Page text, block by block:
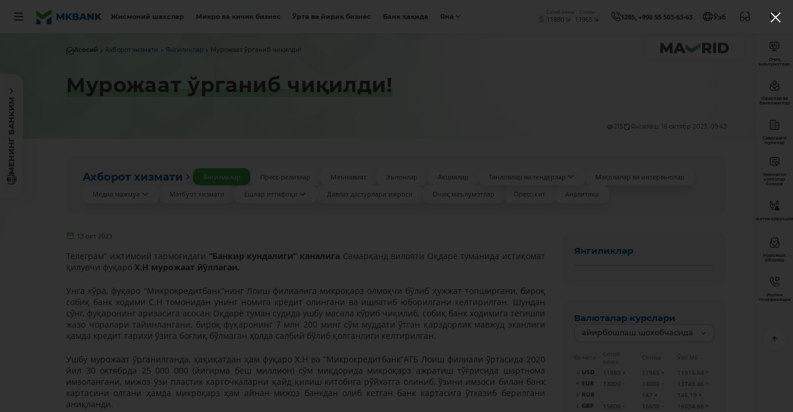
Жисмоний шахслар Микро ва кичик бизнес Ўрта ва йирик бизнес Банк ҳақида Яна
Сотиб олиш
11880
Сотиш
11965 1285, +998 55 503-63-63 Ўзб
МЕНИНГ БАНКИМ
Асосий Ахборот хизмати Янгиликлар Мурожаат ўрганиб чиқилди!
Мурожаат ўрганиб чиқилди!
215 Янгилаш: 16 октябр 2023, 09:43
Ахборот хизмати Янгиликлар Пресс-релизлар Маънавият Эълонлар Акциялар Танловлар ва тендерлар
Мақолалар ва интервьюлар
Медиа мажмуа
Матбуот хизмати Ёшлар иттифоқи Давлат дастурлари ижроси Очиқ маълумотлар Пресс-кит Аналитика
13 окт 2023
Телеграм” ижтимоий тармоғидаги “Банкир кундалиги” каналига Самарқанд вилояти Оқдарё туманида истиқомат
қилувчи фуқаро Х.Н мурожаат йўллаган.
Унга кўра, фуқаро “Микрокредитбанк”нинг Лоиш филиалига микроқарз олмоқчи бўлиб ҳужжат топширгани, бироқ
собиқ банк ходими С.Н томонидан унинг номига кредит олингани ва ишлатиб юборилгани келтирилган. Шундан
сўнг, фуқаронинг аризасига асосан Оқдарё туман судида ушбу масала кўриб чиқилиб, собиқ банк ходимига тегишли
жазо чоралари тайинлангани, бироқ фуқаронинг 7 млн 200 минг сўм муддати ўтган қарздорлик мавжуд эканлиги
ҳамда кредит тарихи ўзига боғлиқ бўлмаган ҳолда салбий бўлиб қолганлиги келтирилган.
Ушбу мурожаат ўрганилганда, ҳақиқатдан ҳам фуқаро Х.Н ва “Микрокредитбанк”АТБ Лоиш филиали ўртасида 2020
йил 30 октябрда 25 000 000 (йигирма беш миллион) сўм миқдорида микроқарз ажратиш тўғрисида шартнома
имзолангани, мижоз ўзи пластик карточкаларни қайд қилиш китобига рўйхатга олиниб, ўзини имзоси билан банк
картасини олгани ҳамда микроқарз ҳам айнан мижоз банкдан олиб кетган банк картасига ўтказиб берилгани
аниқланди.
Янгиликлар
Валюталар курслари
айирбошлаш шохобчасида
Валюта
Сотиб
олиш
Сотиш
Ўзб МБ
USD
11880 11965
11915.64
EUR
13000 14000
13749.46
RUB
147
146.19
GBP
15600 16600
16034.88
Очиқ
маълумотлар
Офислар ва
банкоматлар
Савдодаги
мулклар
Қимматли
қоғозлар
бозори
Антикоррупция
Мурожаат
юбориш
Ишонч
телефонлари